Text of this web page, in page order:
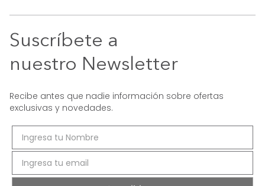
Suscríbete a
nuestro Newsletter
Recibe antes que nadie información sobre ofertas
exclusivas y novedades.